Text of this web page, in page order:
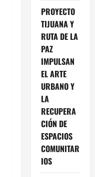
PROYECTO
TIJUANA Y
RUTA DE LA
PAZ
IMPULSAN
EL ARTE
URBANO Y
LA
RECUPERA
CIÓN DE
ESPACIOS
COMUNITAR
IOS